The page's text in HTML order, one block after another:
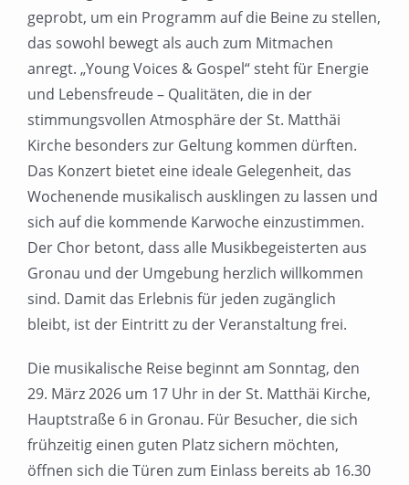
geprobt, um ein Programm auf die Beine zu stellen,
das sowohl bewegt als auch zum Mitmachen
anregt. „Young Voices & Gospel“ steht für Energie
und Lebensfreude – Qualitäten, die in der
stimmungsvollen Atmosphäre der St. Matthäi
Kirche besonders zur Geltung kommen dürften.
Das Konzert bietet eine ideale Gelegenheit, das
Wochenende musikalisch ausklingen zu lassen und
sich auf die kommende Karwoche einzustimmen.
Der Chor betont, dass alle Musikbegeisterten aus
Gronau und der Umgebung herzlich willkommen
sind. Damit das Erlebnis für jeden zugänglich
bleibt, ist der Eintritt zu der Veranstaltung frei.
Die musikalische Reise beginnt am Sonntag, den
29. März 2026 um 17 Uhr in der St. Matthäi Kirche,
Hauptstraße 6 in Gronau. Für Besucher, die sich
frühzeitig einen guten Platz sichern möchten,
öffnen sich die Türen zum Einlass bereits ab 16.30